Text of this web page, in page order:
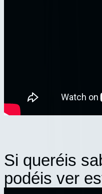
Si queréis
podéis ver